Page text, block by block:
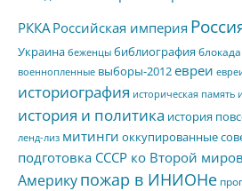
РККА Российская империя
Украина беженцы библиография
военнопленные выборы-2012евреи
историография историческая память
история и политика история
ленд-лиз митинги оккупированные
подготовка СССР ко Второй
Америкупожар в ИНИОНе